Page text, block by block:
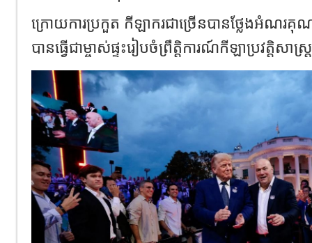
ក្រោយការប្រកួត កីឡាករជាច្រើនបានថ្លែងអំណ
បានធ្វើជាម្ចាស់ផ្ទះរៀបចំព្រឹត្តិការណ៍កីឡាប្រវត្តិសាស្ត្